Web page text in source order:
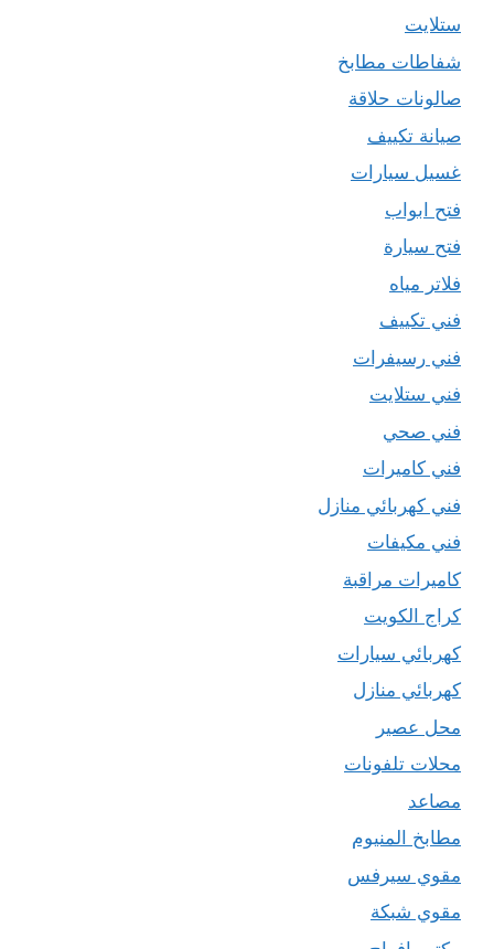
ستلايت
شفاطات مطابخ
صالونات حلاقة
صيانة تكييف
غسيل سيارات
فتح ابواب
فتح سيارة
فلاتر مياه
فني تكييف
فني رسيفرات
فني ستلايت
فني صحي
فني كاميرات
فني كهربائي منازل
فني مكيفات
كاميرات مراقبة
كراج الكويت
كهربائي سيارات
كهربائي منازل
محل عصير
محلات تلفونات
مصاعد
مطابخ المنيوم
مقوي سيرفس
مقوي شبكة